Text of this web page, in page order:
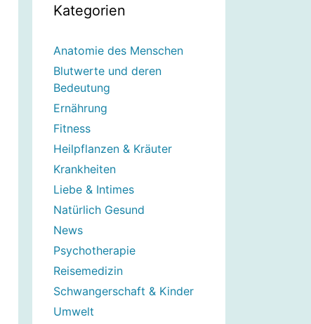
Kategorien
Anatomie des Menschen
Blutwerte und deren
Bedeutung
Ernährung
Fitness
Heilpflanzen & Kräuter
Krankheiten
Liebe & Intimes
Natürlich Gesund
News
Psychotherapie
Reisemedizin
Schwangerschaft & Kinder
Umwelt